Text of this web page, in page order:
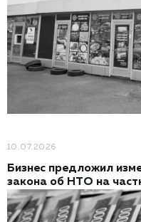
10.07.2026
Бизнес предложил
закона об НТО на